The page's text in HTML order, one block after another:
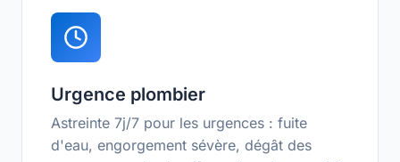
Urgence plombier
Astreinte 7j/7 pour les urgences : fuite
d'eau, engorgement sévère, dégât des